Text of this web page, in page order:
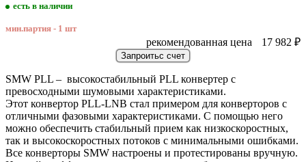
есть в наличии
мин.партия - 1 шт
рекомендованная цена 17 982 ₽
SMW PLL – высокостабильный PLL конвертер с
превосходными шумовыми характеристиками.
Этот конвертор PLL-LNB стал примером для конверторов с
отличными фазовыми характеристиками. С помощью него
можно обеспечить стабильный прием как низкоскоростных,
так и высокоскоростных потоков с минимальными ошибками.
Все конверторы SMW настроены и протестированы вручную.